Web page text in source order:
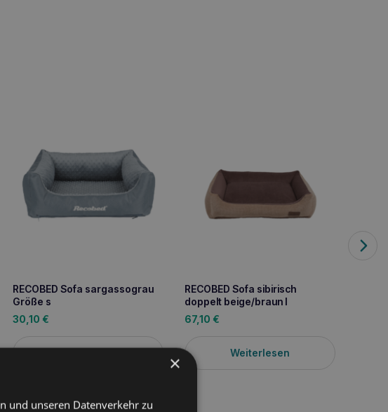
RECOBED Sofa sargassograu
Größe s
30,10 €
RECOBED Sofa sibirisch
doppelt beige/braun l
67,10 €
Weiterlesen
×
und unseren Datenverkehr zu